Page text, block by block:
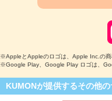
※AppleとAppleのロゴは、Apple Inc.の商
※Google Play、Google Play ロゴは、
KUMONが提供するその他の